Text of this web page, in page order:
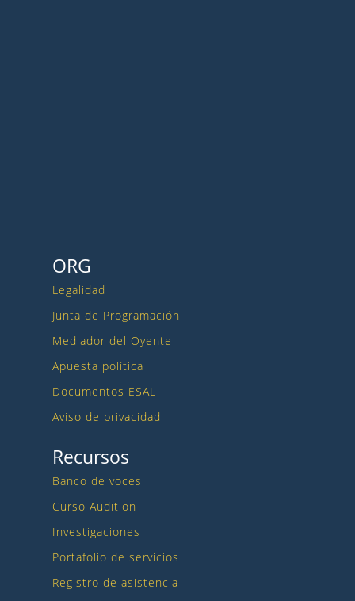
ORG
Legalidad
Junta de Programación
Mediador del Oyente
Apuesta política
Documentos ESAL
Aviso de privacidad
Recursos
Banco de voces
Curso Audition
Investigaciones
Portafolio de servicios
Registro de asistencia